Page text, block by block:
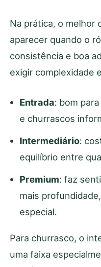
Na prática, o melhor
aparecer quando o
consistência e boa
exigir complexidade
Entrada: bom
e churrascos
Intermediário:
equilíbrio entre
Premium: faz
mais
especial.
Para churrasco, o
uma faixa